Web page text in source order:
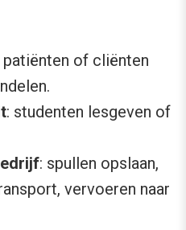
patiënten of cliënten
: studenten lesgeven of
: spullen opslaan,
vervoeren naar